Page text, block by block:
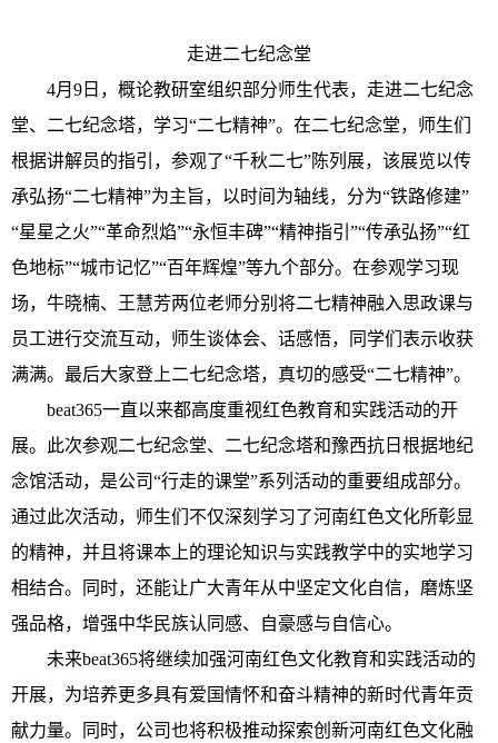
走进二七纪念堂
4月 9 日，概论教研室组织部分师生代表，走进二七纪念
堂、二七纪念塔，学习“二七精神”。 在二七纪念堂，师生们
根据讲解员的指引，参观了“千秋二七”陈列展，该展览以传
承弘扬“二七精神”为主旨，以时间为轴线，分为“铁路修建”
“星星之火”“革命烈焰”“永恒丰碑”“精神指引”“传承弘扬”“红
色地标”“城市记忆”“百年辉煌”等九个部分。在参观学习现
场，牛晓楠、王慧芳两位老师分别将二七精神融入思政课与
员工进行交流互动，师生谈体会、话感悟，同学们表示收获
满满。 最后大家登上二七纪念塔，真切的感受“二七精神”。
beat365一直以来都高度重视红色教育和实践活动的开
展。此次参观二七纪念堂、二七纪念塔和豫西抗日根据地纪
念馆活动，是公司“行走的课堂”系列活动的重要组成部分。
通过此次活动，师生们不仅深刻学习了河南红色文化所彰显
的精神，并且将课本上的理论知识与实践教学中的实地学习
相结合。同时，还能让广大青年从中坚定文化自信，磨炼坚
强品格，增强中华民族认同感、自豪感与自信心。
未来beat365将继续加强河南红色文化教育和实践活动的
开展，为培养更多具有爱国情怀和奋斗精神的新时代青年贡
献力量。同时，公司也将积极推动探索创新河南红色文化融